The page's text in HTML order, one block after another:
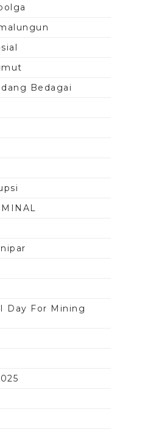
Bedagai
Day For Mining